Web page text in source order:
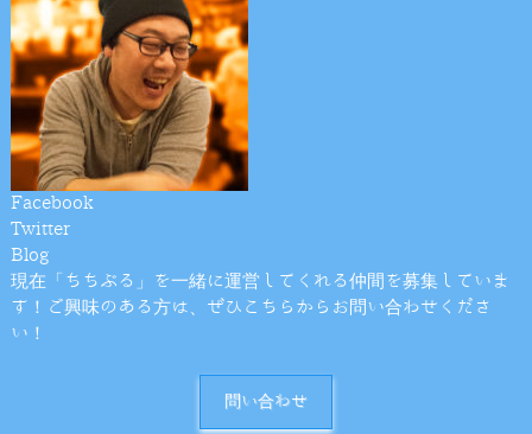
Facebook
Twitter
Blog
現在「ちちぶる」を一緒に運営してくれる仲間を募集していま
す！ご興味のある方は、ぜひこちらからお問い合わせくださ
い！
問い合わせ